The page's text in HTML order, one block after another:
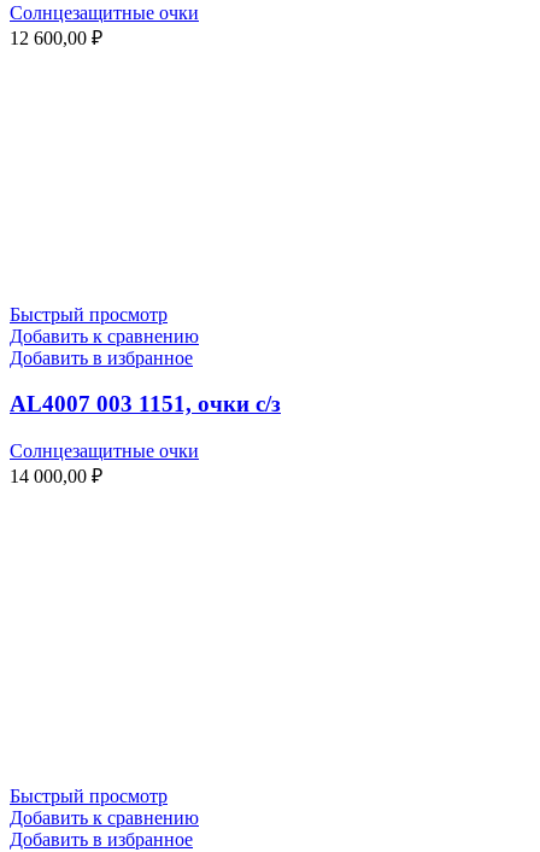
Солнцезащитные очки
12 600,00 ₽
Быстрый просмотр
Добавить к сравнению
Добавить в избранное
AL4007 003 1151, очки с/з
Солнцезащитные очки
14 000,00 ₽
Быстрый просмотр
Добавить к сравнению
Добавить в избранное